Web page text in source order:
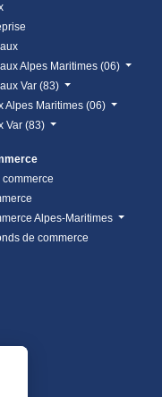
Alpes Maritimes (06)
Var (83)
Alpes Maritimes (06)
Var (83)
Alpes-Maritimes
de commerce